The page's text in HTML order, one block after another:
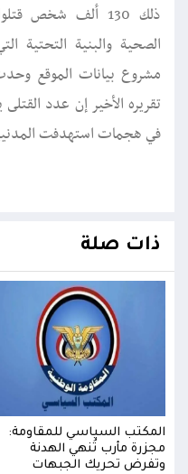
ذلك 130 ألف شخص
الصحية والبنية التحتية
في هجمات استهدفت
ذات صلة
المكتب السياسي للمقاومة:
مجزرة مأرب تُنهي الهدنة
وتفرض تحريك الجبهات